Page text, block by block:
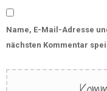
Name, E-Mail-Adresse
nächsten Kommentar